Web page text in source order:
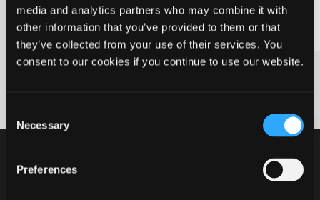
media and analytics partners who may combine it with
other information that you’ve provided to them or that
they’ve collected from your use of their services. You
consent to our cookies if you continue to use our website.
Selection
Necessary
Preferences